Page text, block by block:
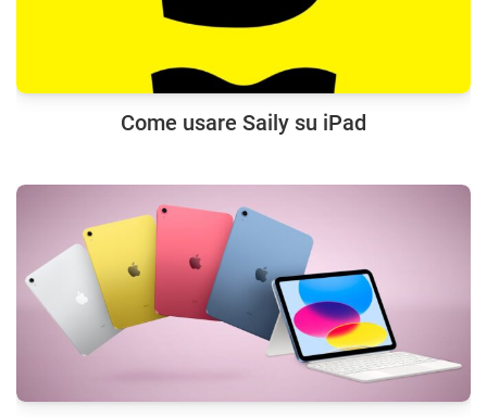
Come usare Saily su iPad